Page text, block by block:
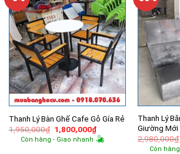
Thanh Lý Bàn Ghế Cafe Gỗ Gía Rẻ
1,950,000₫ Giá
gốc
là:
1,800,000₫Giá
hiện
tại
Còn hàng - Giao nhanh
Thanh Lý
Giường Mới
2,980,000₫
Còn